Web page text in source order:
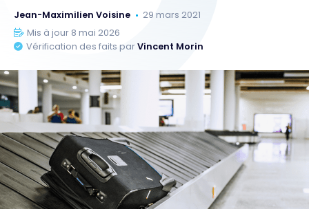
Jean-Maximilien Voisine
29 mars 2021
Mis à jour 8 mai 2026
Vérification des faits parVincent Morin